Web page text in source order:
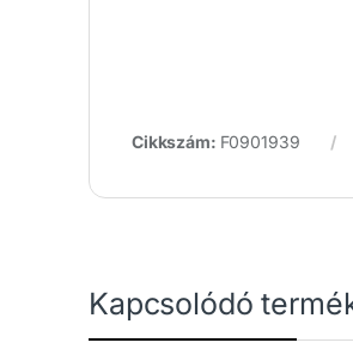
Cikkszám: F0901939
Kapcsolódó